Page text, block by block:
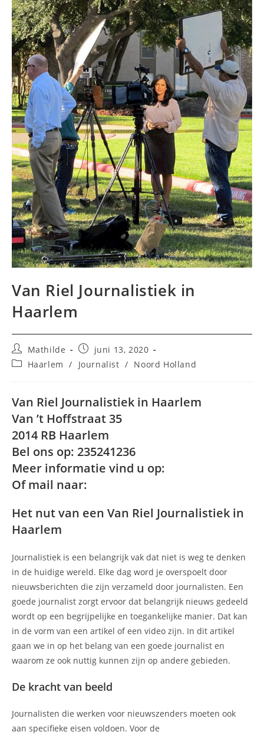
Van Riel Journalistiek in
Haarlem
Bericht
auteur:
Mathilde
Bericht
gepubliceerd
op:
juni 13, 2020
Berichtcategorie:
Haarlem / Journalist / Noord Holland
Van Riel Journalistiek in Haarlem
Van ’t Hoffstraat 35
2014 RB Haarlem
Bel ons op: 235241236
Meer informatie vind u op:
Of mail naar:
Het nut van een Van Riel Journalistiek in
Haarlem
Journalistiek is een belangrijk vak dat niet is weg te denken
in de huidige wereld. Elke dag word je overspoelt door
nieuwsberichten die zijn verzameld door journalisten. Een
goede journalist zorgt ervoor dat belangrijk nieuws gedeeld
wordt op een begrijpelijke en toegankelijke manier. Dat kan
in de vorm van een artikel of een video zijn. In dit artikel
gaan we in op het belang van een goede journalist en
waarom ze ook nuttig kunnen zijn op andere gebieden.
De kracht van beeld
Journalisten die werken voor nieuwszenders moeten ook
aan specifieke eisen voldoen. Voor de